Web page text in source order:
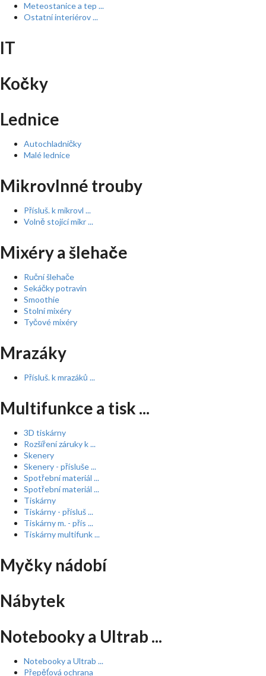
Meteostanice a tep ...
Ostatní interiérov ...
IT
Kočky
Lednice
Autochladničky
Malé lednice
Mikrovlnné trouby
Přísluš. k mikrovl ...
Volně stojící mikr ...
Mixéry a šlehače
Ruční šlehače
Sekáčky potravin
Smoothie
Stolní mixéry
Tyčové mixéry
Mrazáky
Přísluš. k mrazáků ...
Multifunkce a tisk ...
3D tiskárny
Rozšíření záruky k ...
Skenery
Skenery - přísluše ...
Spotřební materiál ...
Spotřební materiál ...
Tiskárny
Tiskárny - přísluš ...
Tiskárny m. - přís ...
Tiskárny multifunk ...
Myčky nádobí
Nábytek
Notebooky a Ultrab ...
Notebooky a Ultrab ...
Přepěťová ochrana